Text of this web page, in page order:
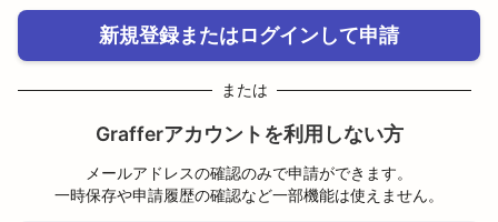
新規登録またはログインして申請
または
Grafferアカウントを利用しない方
メールアドレスの確認のみで申請ができます。
一時保存や申請履歴の確認など一部機能は使えません。